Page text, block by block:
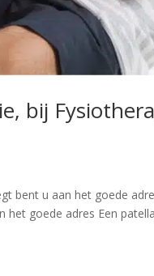
bij
bent u aan het goede
het goede adres Een